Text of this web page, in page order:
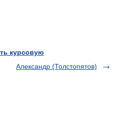
курсовую
Александр (Толстопятов)